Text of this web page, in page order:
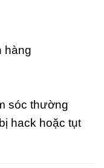
hàng
sóc thường
hack hoặc tụt